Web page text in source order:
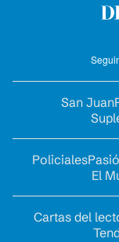
San Juan
Policiales
El
Cartas del